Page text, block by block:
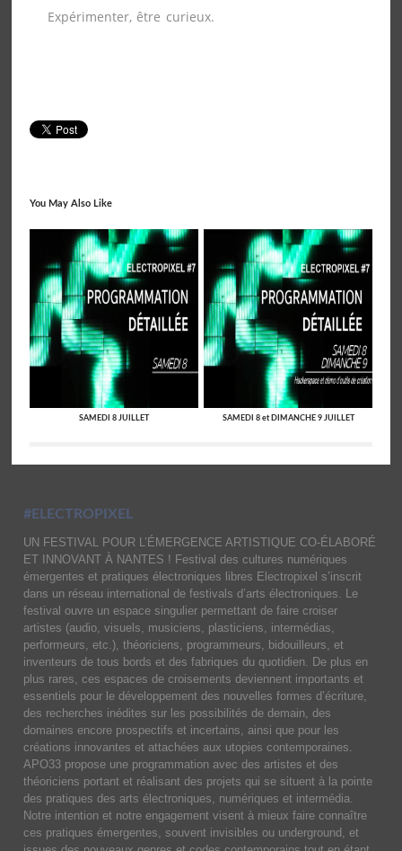
Expérimenter, être curieux.
You May Also Like
SAMEDI 8 JUILLET SAMEDI 8 et DIMANCHE 9 JUILLET
#ELECTROPIXEL
UN FESTIVAL POUR L’ÉMERGENCE ARTISTIQUE CO-ÉLABORÉ
ET INNOVANT À NANTES ! Festival des cultures numériques
émergentes et pratiques électroniques libres Electropixel s’inscrit
dans un réseau international de festivals d’arts électroniques. Le
festival ouvre un espace singulier permettant de faire croiser
artistes (audio, visuels, musiciens, plasticiens, intermédias,
performeurs, etc.), théoriciens, programmeurs, bidouilleurs, et
inventeurs de tous bords et des fabriques du quotidien. De plus en
plus rares, ces espaces de croisements deviennent importants et
essentiels pour le développement des nouvelles formes d’écriture,
des recherches inédites sur les possibilités de demain, des
domaines encore prospectifs et incertains, ainsi que pour les
créations innovantes et attachées aux utopies contemporaines.
APO33 propose une programmation avec des artistes et des
théoriciens portant et réalisant des projets qui se situent à la pointe
des pratiques des arts électroniques, numériques et intermédia.
Notre intention et notre engagement visent à mieux faire connaître
ces pratiques émergentes, souvent invisibles ou underground, et